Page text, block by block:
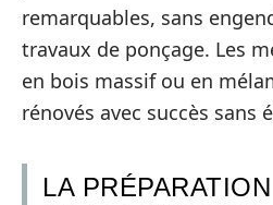
remarquables, sans
travaux de ponçage. Les
en bois massif ou en
rénovés avec succès sans
LA